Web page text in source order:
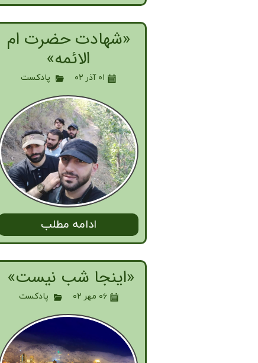
«شهادت حضرت ام
الائمه»
۰۱ آذر ۰۲ پادکست
ادامه مطلب
«اینجا شب نیست»
۰۶ مهر ۰۲ پادکست